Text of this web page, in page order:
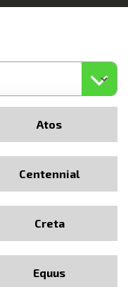
Atos
Centennial
Creta
Equus